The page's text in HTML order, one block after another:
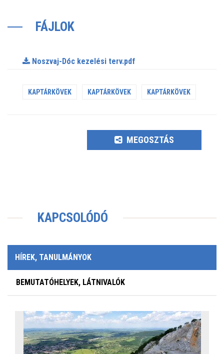
FÁJLOK
Noszvaj-Dóc kezelési terv.pdf
KAPTÁRKÖVEK KAPTÁRKÖVEK KAPTÁRKÖVEK
MEGOSZTÁS
KAPCSOLÓDÓ
HÍREK, TANULMÁNYOK
BEMUTATÓHELYEK, LÁTNIVALÓK